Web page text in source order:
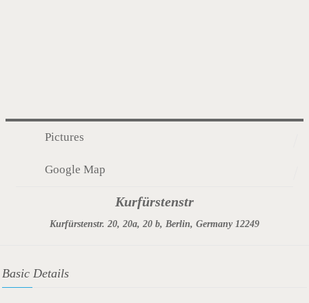
Pictures
Google Map
Kurfürstenstr
Kurfürstenstr. 20, 20a, 20 b, Berlin, Germany 12249
Basic Details